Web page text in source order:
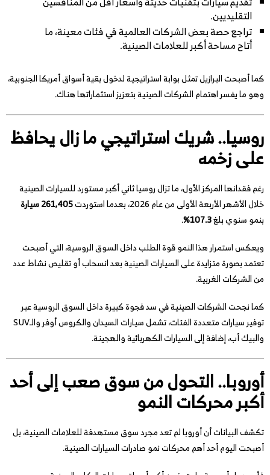
التقليديين.
تراجع حصة بعض الشركات العالمية في فئات معينة، ما
أتاح مساحة أكبر للعلامات الصينية.
كما أصبحت البرازيل تمثل بوابة استراتيجية لدخول بقية أسواق أمريكا الجنوبية،
وهو ما يفسر اهتمام الشركات الصينية بتعزيز استثماراتها هناك.
روسيا.. شريك استراتيجي ما زال يحافظ
على زخمه
رغم فقدانها المركز الأول، ما تزال روسيا ثاني أكبر مستورد للسيارات الصينية
خلال الأشهر الأربعة الأولى من عام 2026، بعدما استوردت
261,405 سيارة
بنمو سنوي بلغ107.3%
.
ويعكس استمرار هذا النمو قوة الطلب داخل السوق الروسية، التي أصبحت
تعتمد بصورة متزايدة على السيارات الصينية بعد انسحاب أو تقليص نشاط عدد
من الشركات الغربية.
كما نجحت الشركات الصينية في سد فجوة كبيرة داخل السوق الروسية عبر
توفير سيارات متعددة الفئات، تشمل سيارات السيدان والكروس أوفر والـSUV
والبيك أب، إضافة إلى السيارات الكهربائية والهجينة.
أوروبا.. التحول من سوق صعب إلى أحد
أكبر محركات النمو
تكشف البيانات أن أوروبا لم تعد مجرد سوق مستهدفة للعلامات الصينية، بل
أصبحت اليوم أحد أهم محركات نمو صادرات السيارات الصينية.